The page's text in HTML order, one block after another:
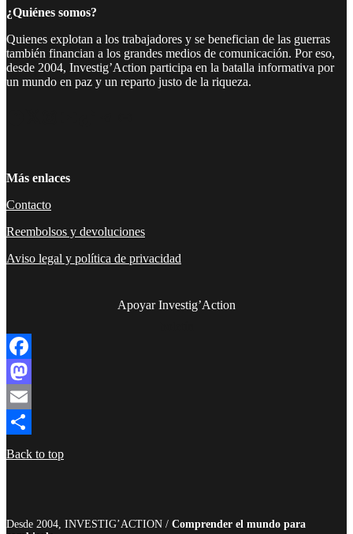
¿Quiénes somos?
Quienes explotan a los trabajadores y se benefician de las guerras
también financian a los grandes medios de comunicación. Por eso,
desde 2004, Investig’Action participa en la batalla informativa por
un mundo en paz y un reparto justo de la riqueza.
Más enlaces
Contacto
Reembolsos y devoluciones
Aviso legal y política de privacidad
Apoyar Investig’Action
Facebook
Mastodon
Email
Compartir
Back to top
Desde 2004, INVESTIG’ACTION / Comprender el mundo para